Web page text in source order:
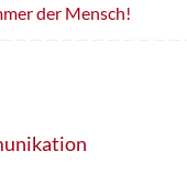
der Mensch!